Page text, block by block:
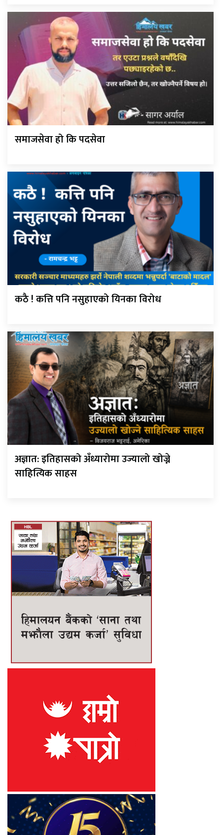
समाजसेवा हो कि पदसेवा
कठै ! कत्ति पनि नसुहाएको यिनका विरोध
अज्ञात: इतिहासको अँध्यारोमा उज्यालो खोज्ने
साहित्यिक साहस